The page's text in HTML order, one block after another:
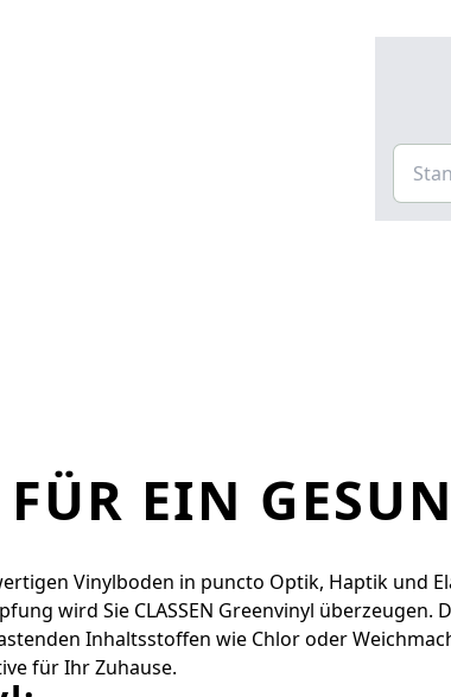
EIN
Vinylboden in ­puncto Optik, Haptik
wird Sie ­CLASSEN Greenvinyl überzeugen.
Inhaltsstoffen wie Chlor oder
für Ihr Zuhause.